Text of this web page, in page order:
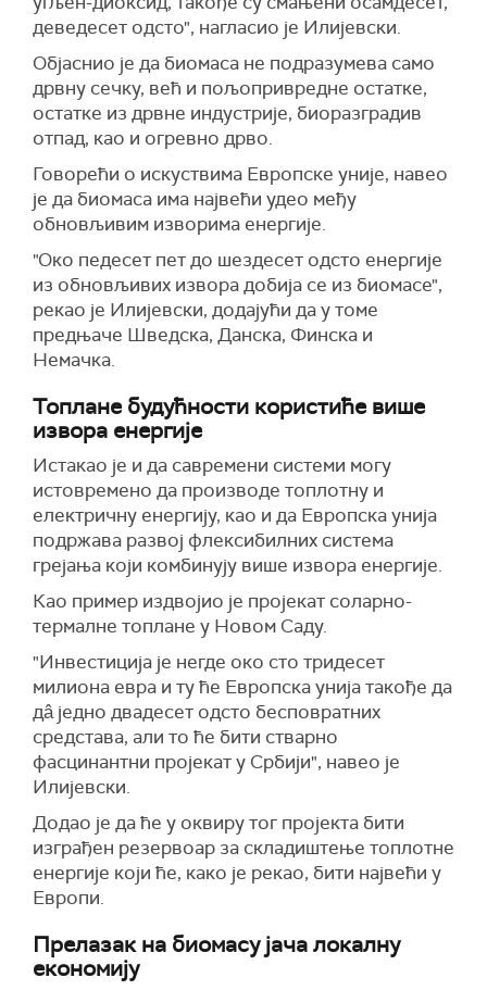
деведесет одсто", нагласио је Илијевски.
Објаснио је да биомаса не подразумева само
дрвну сечку, већ и пољопривредне остатке,
остатке из дрвне индустрије, биоразградив
отпад, као и огревно дрво.
Говорећи о искуствима Европске уније, навео
је да биомаса има највећи удео међу
обновљивим изворима енергије.
"Око педесет пет до шездесет одсто енергије
из обновљивих извора добија се из биомасе",
рекао је Илијевски, додајући да у томе
предњаче Шведска, Данска, Финска и
Немачка.
Топлане будућности користиће више
извора енергије
Истакао је и да савремени системи могу
истовремено да производе топлотну и
електричну енергију, као и да Европска унија
подржава развој флексибилних система
грејања који комбинују више извора енергије.
Као пример издвојио је пројекат соларно-
термалне топлане у Новом Саду.
"Инвестиција је негде око сто тридесет
милиона евра и ту ће Европска унија такође да
дâ једно двадесет одсто бесповратних
средстава, али то ће бити стварно
фасцинантни пројекат у Србији", навео је
Илијевски.
Додао је да ће у оквиру тог пројекта бити
изграђен резервоар за складиштење топлотне
енергије који ће, како је рекао, бити највећи у
Европи.
Прелазак на биомасу јача локалну
економију